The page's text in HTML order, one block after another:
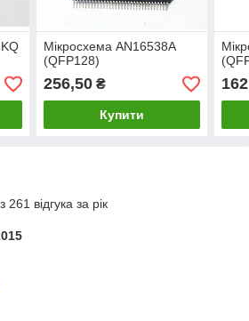
Мікросхема AN16538A
(QFP128)
256,50₴
Купити
відгука за рік